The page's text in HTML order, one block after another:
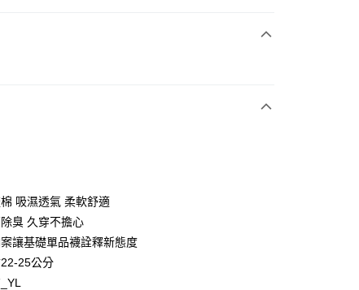
款
吸濕透氣 柔軟舒適
臭 久穿不擔心
讓基礎單品襪詮釋新態度
25公分